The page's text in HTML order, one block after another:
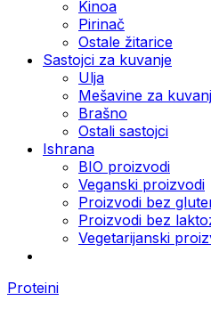
Kinoa
Pirinač
Ostale žitarice
Sastojci za kuvanje
Ulja
Mešavine za
Brašno
Ostali sastojci
Ishrana
BIO proizvodi
Veganski proizvodi
Proizvodi bez
Proizvodi bez
Vegetarijanski
Proteini